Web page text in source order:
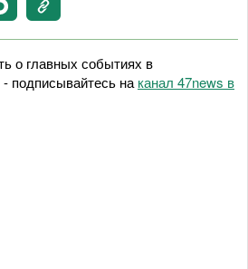
о главных событиях в
подписывайтесь на канал 47news в